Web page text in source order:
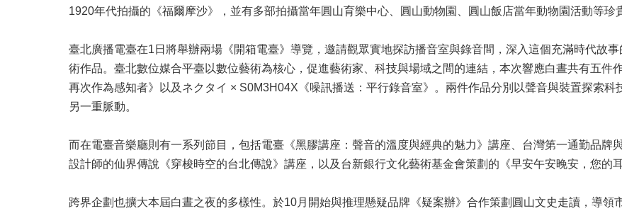
1920年代拍攝的《福爾摩沙》，並有多部拍攝當年圓山育樂中心、圓山動物園、圓山飯店當年動物園活動等珍
臺北廣播電臺在1日將舉辦兩場《開箱電臺》導覽，邀請觀眾實地探訪播音室與錄音間，深入這個充滿時代故
術作品。臺北數位媒合平臺以數位藝術為核心，促進藝術家、科技與場域之間的連結，本次響應白晝共有五件
再次作為感知者》以及ネクタイ × S0M3H04X《噪訊播送：平行錄音室》。兩件作品分別以聲音與裝置探索
另一重脈動。
而在電臺音樂廳則有一系列節目，包括電臺《黑膠講座：聲音的溫度與經典的魅力》講座、台灣第一通勤品牌
設計師的仙界傳說《穿梭時空的台北傳說》講座，以及台新銀行文化藝術基金會策劃的《早安午安晚安，您的
跨界企劃也擴大本屆白晝之夜的多樣性。於10月開始與推理懸疑品牌《疑案辦》合作策劃圓山文史走讀，導領